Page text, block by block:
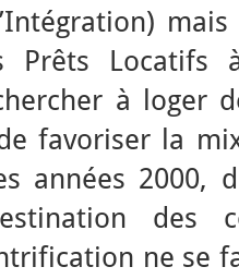
Prêts Locatifs
à loger
favoriser la
années 2000,
des
ne se